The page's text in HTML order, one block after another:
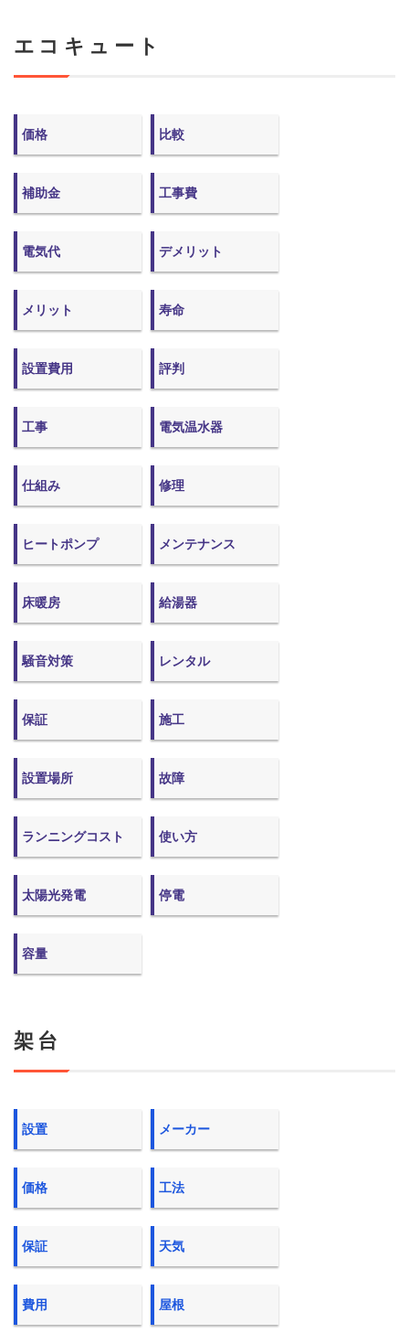
エコキュート
価格 比較
補助金 工事費
電気代 デメリット
メリット 寿命
設置費用 評判
工事 電気温水器
仕組み 修理
ヒートポンプ メンテナンス
床暖房 給湯器
騒音対策 レンタル
保証 施工
設置場所 故障
ランニングコスト 使い方
太陽光発電 停電
容量
架台
設置 メーカー
価格 工法
保証 天気
費用 屋根